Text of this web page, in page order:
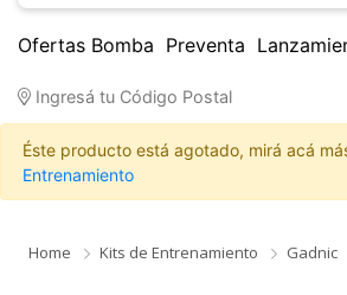
Ofertas Bomba Preventa
Ingresá tu Código Postal
Éste producto está agotado, mirá acá
Entrenamiento
Home Kits de Entrenamiento Gadnic